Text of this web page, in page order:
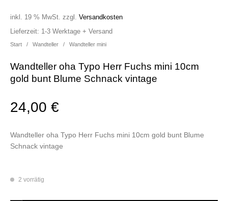
Poster&Notizbücher
für den Kopf
Start / Wandteller / Wandteller mini
Wandteller oha Typo Herr Fuchs mini 10cm
gold bunt Blume Schnack vintage
24,00€
inkl. 19 % MwSt. zzgl.Versandkosten
Wandteller oha Typo Herr Fuchs mini 10cm gold bunt Blume
Schnack vintage
Lieferzeit: 1-3 Werktage + Versand
2 vorrätig